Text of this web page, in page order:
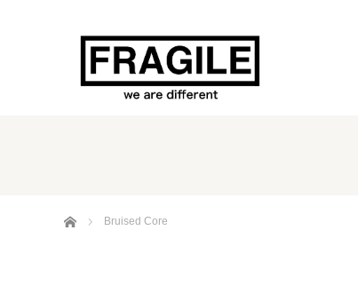
ホーム Bruised Core